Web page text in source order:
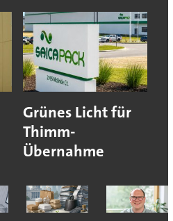
Grünes Licht für
Thimm-
Übernahme